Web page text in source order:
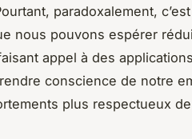
paradoxalement,
nous pouvons espérer
appel à des
conscience de notre
plus respectueux de